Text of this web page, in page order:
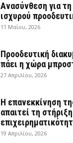
Ανασύνθεση για τη
ισχυρού
11 Μαΐου, 2026
Προοδευτική
πάει η χώρα
27 Απριλίου, 2026
Η επανεκκίνηση
απαιτεί τη
19 Απριλίου, 2026